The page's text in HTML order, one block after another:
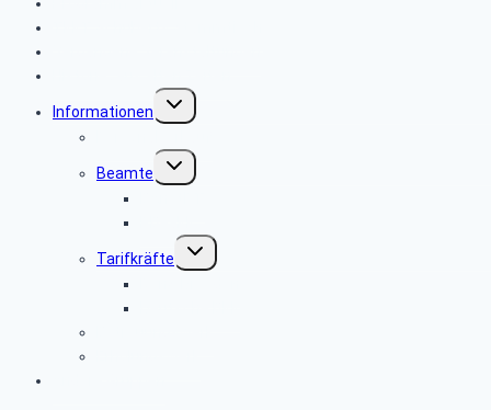
Informationen
Untermenü
umschalten
Beamte
Untermenü
umschalten
Tarifkräfte
Untermenü
umschalten